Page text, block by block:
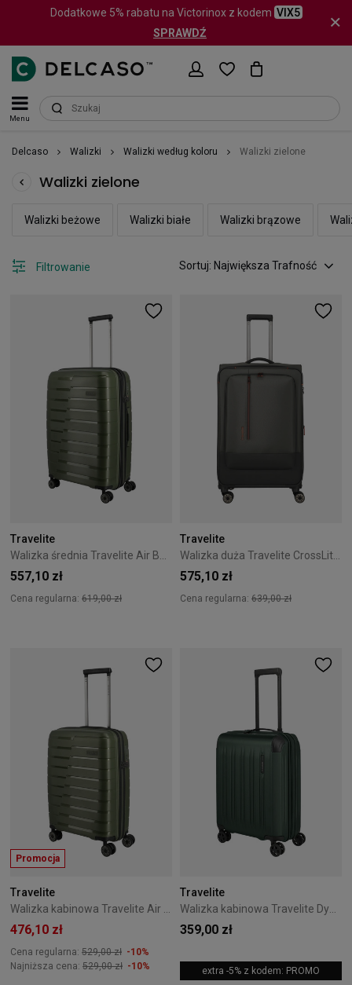
Dodatkowe 5% rabatu na Victorinox z kodem VIX5
SPRAWDŹ
Menu
Delcaso Walizki Walizki według koloru Walizki zielone
Walizki zielone
Walizki beżowe Walizki białe Walizki brązowe
Sortuj: Największa Trafność
Filtrowanie
Travelite
557,10 zł
Cena regularna: 619,00 zł
Travelite
575,10 zł
Cena regularna: 639,00 zł
Promocja
Travelite
Walizka kabinowa Travelite Air Base 55 cm Olive
476,10 zł
Cena regularna: 529,00 zł -10%
Najniższa cena: 529,00 zł -10%
Travelite
Walizka kabinowa Travelite Dynamiic 55 cm Zielona
359,00 zł
extra -5% z kodem: PROMO